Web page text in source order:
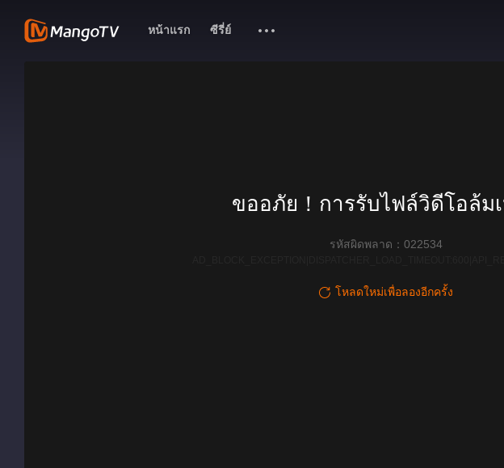
หน้าแรก ซีรี่ย์
ขออภัย！การรับไฟล์วิดีโอล้ม
รหัสผิดพลาด：022534
โหลดใหม่เพื่อลองอีกครั้ง